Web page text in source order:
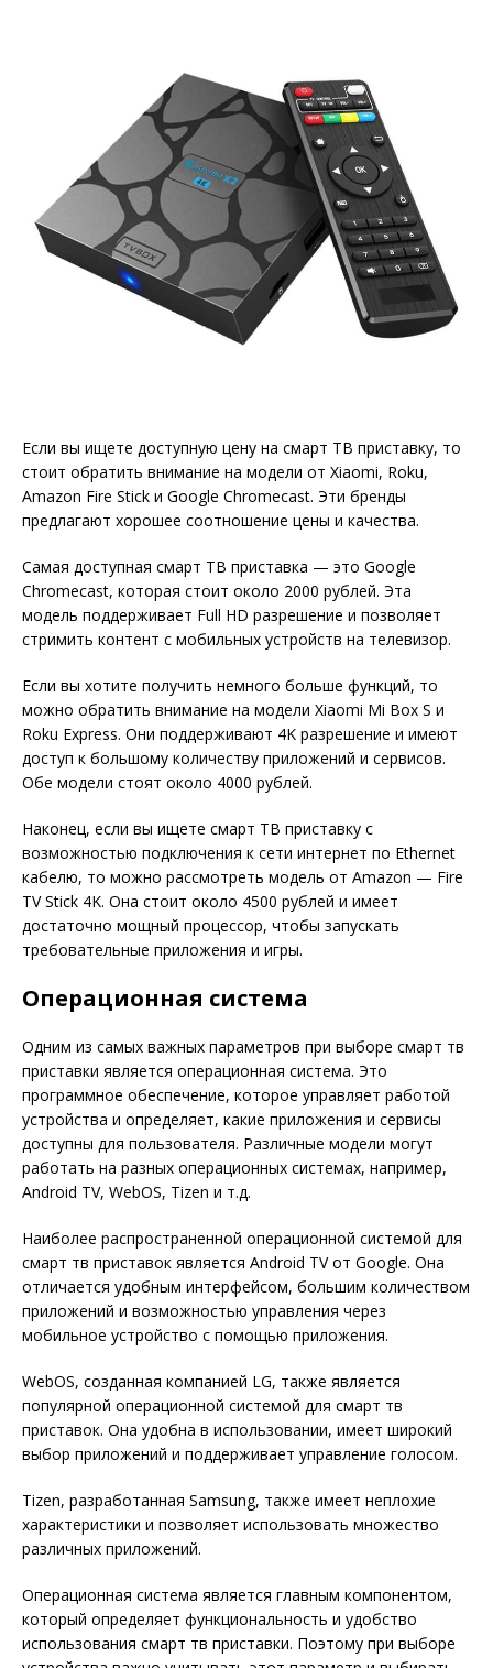
Если вы ищете доступную цену на смарт ТВ приставку, то
стоит обратить внимание на модели от Xiaomi, Roku,
Amazon Fire Stick и Google Chromecast. Эти бренды
предлагают хорошее соотношение цены и качества.
Самая доступная смарт ТВ приставка — это Google
Chromecast, которая стоит около 2000 рублей. Эта
модель поддерживает Full HD разрешение и позволяет
стримить контент с мобильных устройств на телевизор.
Если вы хотите получить немного больше функций, то
можно обратить внимание на модели Xiaomi Mi Box S и
Roku Express. Они поддерживают 4K разрешение и имеют
доступ к большому количеству приложений и сервисов.
Обе модели стоят около 4000 рублей.
Наконец, если вы ищете смарт ТВ приставку с
возможностью подключения к сети интернет по Ethernet
кабелю, то можно рассмотреть модель от Amazon — Fire
TV Stick 4K. Она стоит около 4500 рублей и имеет
достаточно мощный процессор, чтобы запускать
требовательные приложения и игры.
Операционная система
Одним из самых важных параметров при выборе смарт тв
приставки является операционная система. Это
программное обеспечение, которое управляет работой
устройства и определяет, какие приложения и сервисы
доступны для пользователя. Различные модели могут
работать на разных операционных системах, например,
Android TV, WebOS, Tizen и т.д.
Наиболее распространенной операционной системой для
смарт тв приставок является Android TV от Google. Она
отличается удобным интерфейсом, большим количеством
приложений и возможностью управления через
мобильное устройство с помощью приложения.
WebOS, созданная компанией LG, также является
популярной операционной системой для смарт тв
приставок. Она удобна в использовании, имеет широкий
выбор приложений и поддерживает управление голосом.
Tizen, разработанная Samsung, также имеет неплохие
характеристики и позволяет использовать множество
различных приложений.
Операционная система является главным компонентом,
который определяет функциональность и удобство
использования смарт тв приставки. Поэтому при выборе